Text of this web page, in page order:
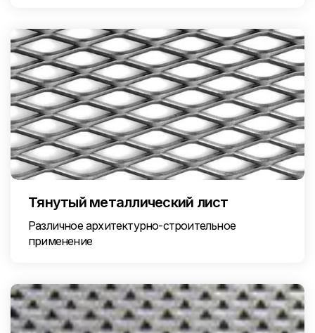
Тянутый металлический лист
Различное архитектурно-строительное
применение